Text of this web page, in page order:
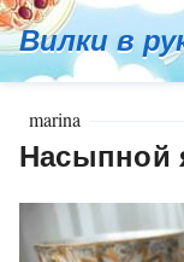
Вилки в
marina
Насыпной